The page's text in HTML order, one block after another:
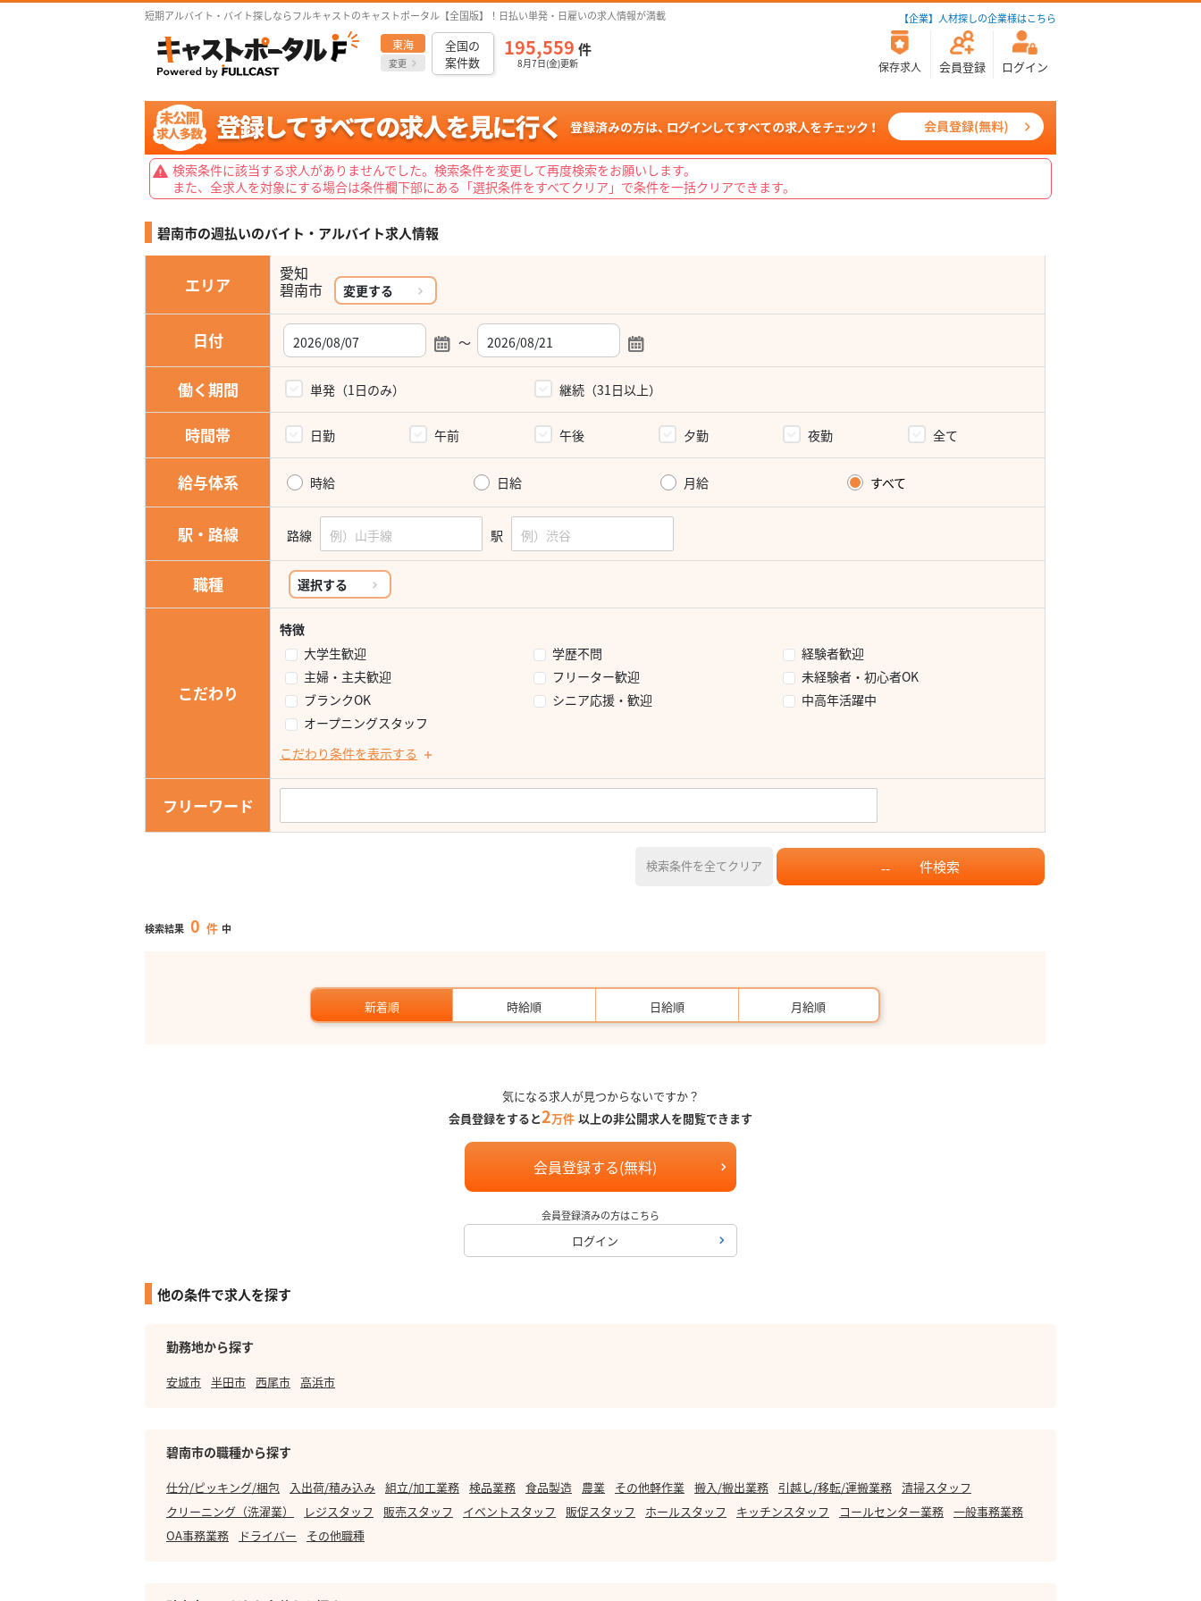
短期アルバイト・バイト探しならフルキャストのキャストポータル【全国版】！日払い単発・日雇いの求人情報が満載 【企業】人材探しの企業様はこちら
東海
変更
全国の
案件数
195,559 件
8月7日(金)更新 保存求人 会員登録 ログイン
検索条件に該当する求人がありませんでした。検索条件を変更して再度検索をお願いします。
また、全求人を対象にする場合は条件欄下部にある「選択条件をすべてクリア」で条件を一括クリアできます。
碧南市の週払いのバイト・アルバイト求人情報
エリア
愛知
変更する
日付 ～
働く期間 単発（1日のみ） 継続（31日以上）
時間帯 日勤 午前 午後 夕勤 夜勤 全て
給与体系 時給 日給 月給 すべて
駅・路線 路線 駅
職種 選択する
こだわり
特徴
大学生歓迎
学歴不問
経験者歓迎
主婦・主夫歓迎
フリーター歓迎
未経験者・初心者OK
ブランクOK
シニア応援・歓迎
中高年活躍中
オープニングスタッフ
こだわり条件を表示する
フリーワード
検索条件を全てクリア -- 件検索
検索結果 0 件 中
新着順 時給順 日給順 月給順
気になる求人が見つからないですか？
会員登録をすると2万件 以上の非公開求人を閲覧できます
会員登録する(無料)
会員登録済みの方はこちら
ログイン
他の条件で求人を探す
勤務地から探す
安城市 半田市 西尾市 高浜市
碧南市の職種から探す
仕分/ピッキング/梱包 入出荷/積み込み 組立/加工業務 検品業務 食品製造 農業 その他軽作業 搬入/搬出業務 引越し/移転/運搬業務 清掃スタッフ
クリーニング（洗濯業）
レジスタッフ 販売スタッフ イベントスタッフ 販促スタッフ ホールスタッフ キッチンスタッフ コールセンター業務 一般事務業務
OA事務業務
ドライバー その他職種